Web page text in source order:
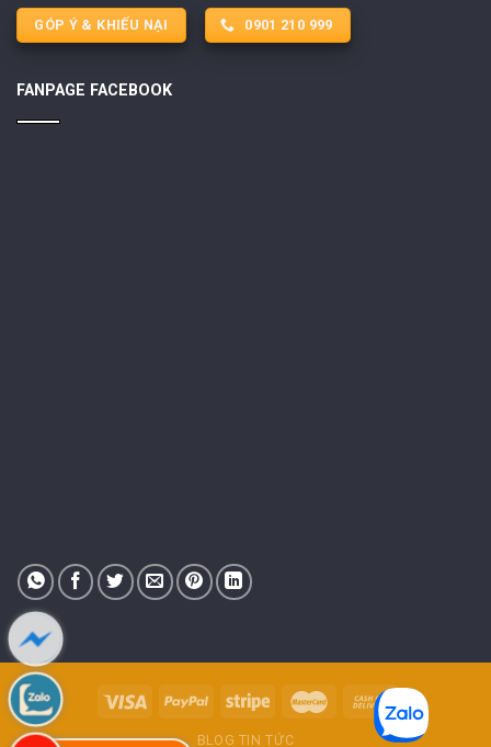
GÓP Ý & KHIẾU NẠI 0901 210 999
FANPAGE FACEBOOK
BLOG TIN TỨC